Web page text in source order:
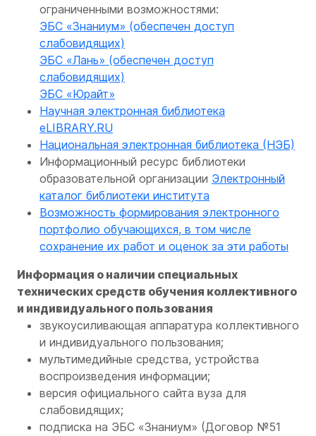
ограниченными возможностями:
ЭБС «Знаниум» (обеспечен доступ
слабовидящих)
ЭБС «Лань» (обеспечен доступ
слабовидящих)
ЭБС «Юрайт»
Научная электронная библиотека
eLIBRARY.RU
Национальная электронная библиотека (НЭБ)
Информационный ресурс библиотеки
образовательной организации Электронный
каталог библиотеки института
Возможность формирования электронного
портфолио обучающихся, в том числе
сохранение их работ и оценок за эти работы
Информация о наличии специальных
технических средств обучения коллективного
и индивидуального пользования
звукоусиливающая аппаратура коллективного
и индивидуального пользования;
мультимедийные средства, устройства
воспроизведения информации;
версия официального сайта вуза для
слабовидящих;
подписка на ЭБС «Знаниум» (Договор №51